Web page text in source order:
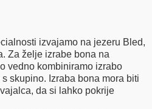
izvajamo na jezeru Bled,
Za želje izrabe bona na
vedno kombiniramo izrabo
skupino. Izraba bona mora biti
da si lahko pokrije